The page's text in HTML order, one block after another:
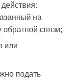
на
связи;
или
подать